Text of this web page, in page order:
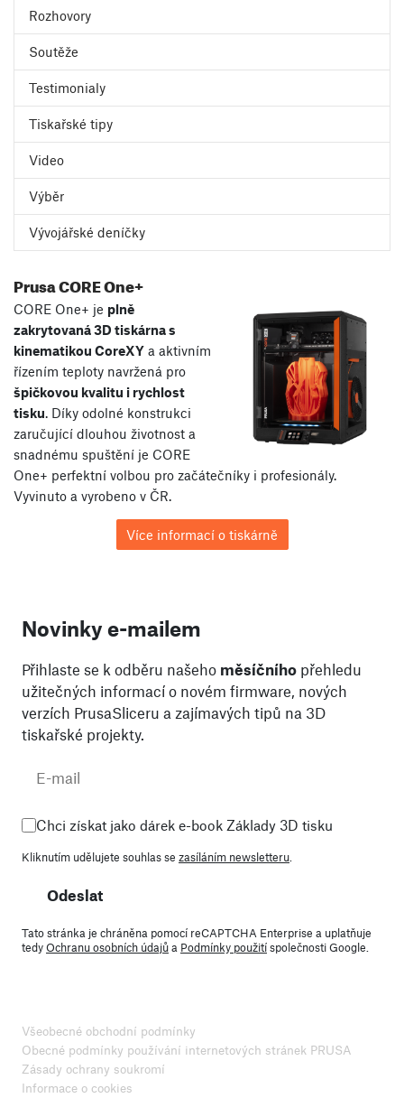
Rozhovory
Soutěže
Testimonialy
Tiskařské tipy
Video
Výběr
Vývojářské deníčky
Prusa CORE One+
CORE One+ je plně
zakrytovaná 3D tiskárna s
kinematikou CoreXY a aktivním
řízením teploty navržená pro
špičkovou kvalitu i rychlost
tisku. Díky odolné konstrukci
zaručující dlouhou životnost a
snadnému spuštění je CORE
One+ perfektní volbou pro začátečníky i profesionály.
Vyvinuto a vyrobeno v ČR.
Více informací o tiskárně
Novinky e-mailem
Přihlaste se k odběru našeho měsíčního přehledu
užitečných informací o novém firmware, nových
verzích PrusaSliceru a zajímavých tipů na 3D
tiskařské projekty.
Chci získat jako dárek e-book Základy 3D tisku
Kliknutím udělujete souhlas se zasíláním newsletteru
Odeslat
Tato stránka je chráněna pomocí reCAPTCHA Enterprise a uplatňuje
tedyOchranu osobních údajůa Podmínky použitíspolečnosti Google.
Všeobecné obchodní podmínky
Obecné podmínky používání internetových stránek PRUSA
Zásady ochrany soukromí
Informace o cookies